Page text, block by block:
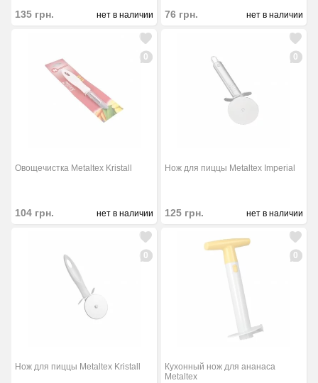
135 грн. нет в наличии 76 грн. нет в наличии
0
Овощечистка Metaltex Kristall
104 грн. нет в наличии
0
Нож для пиццы Metaltex Imperial
125 грн. нет в наличии
0
Нож для пиццы Metaltex Kristall
0
Кухонный нож для ананаса
Metaltex